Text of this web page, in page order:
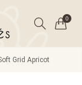
0
Grid Apricot